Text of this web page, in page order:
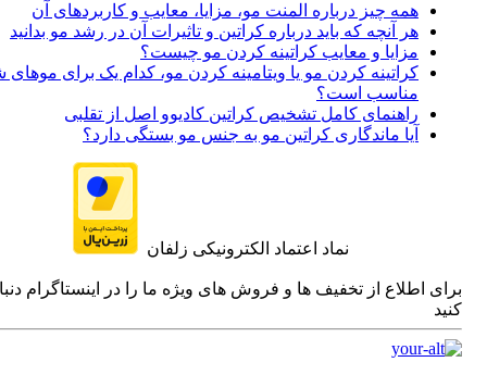
همه چیز درباره المنت مو، مزایا، معایب و کاربردهای آن
هر آنچه که باید درباره کراتین و تاثیرات آن در رشد مو بدانید
مزایا و معایب کراتینه کردن مو چیست؟
کراتینه کردن مو یا ویتامینه کردن مو، کدام یک برای موهای
مناسب است؟
راهنمای کامل تشخیص کراتین کادیوو اصل از تقلبی
آیا ماندگاری کراتین مو به جنس مو بستگی دارد؟
نماد اعتماد الکترونیکی زلفان
برای اطلاع از تخفیف ها و فروش های ویژه ما را در اینستاگرام
کنید